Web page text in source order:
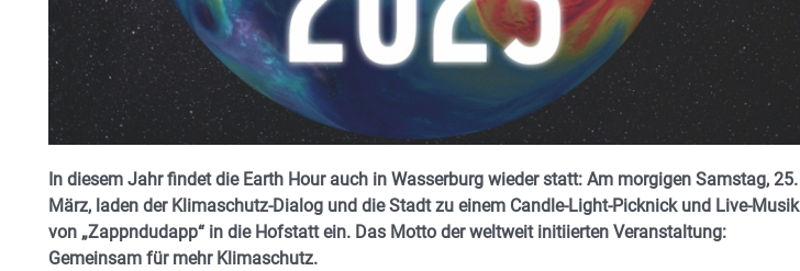
In diesem Jahr findet die Earth Hour auch in Wasserburg wieder statt: Am morgigen Samstag, 25.
März, laden der Klimaschutz-Dialog und die Stadt zu einem Candle-Light-Picknick und Live-Musik
von „Zappndudapp“ in die Hofstatt ein. Das Motto der weltweit initiierten Veranstaltung:
Gemeinsam für mehr Klimaschutz.